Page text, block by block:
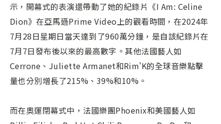
示，開幕式的表演還帶動了她的紀錄片《I Am: Celine
Dion》在亞馬遜Prime Video上的觀看時間，在2024年
7月28日星期日當天達到了960萬分鐘，是自該紀錄片在
7月7日發布後以來的最高數字。其他法國藝人如
Cerrone、Juliette Armanet和Rim'K的全球音樂點擊
量也分別增長了215%、39%和10%。
而在奧運閉幕式中，法國樂團Phoenix和美國藝人如